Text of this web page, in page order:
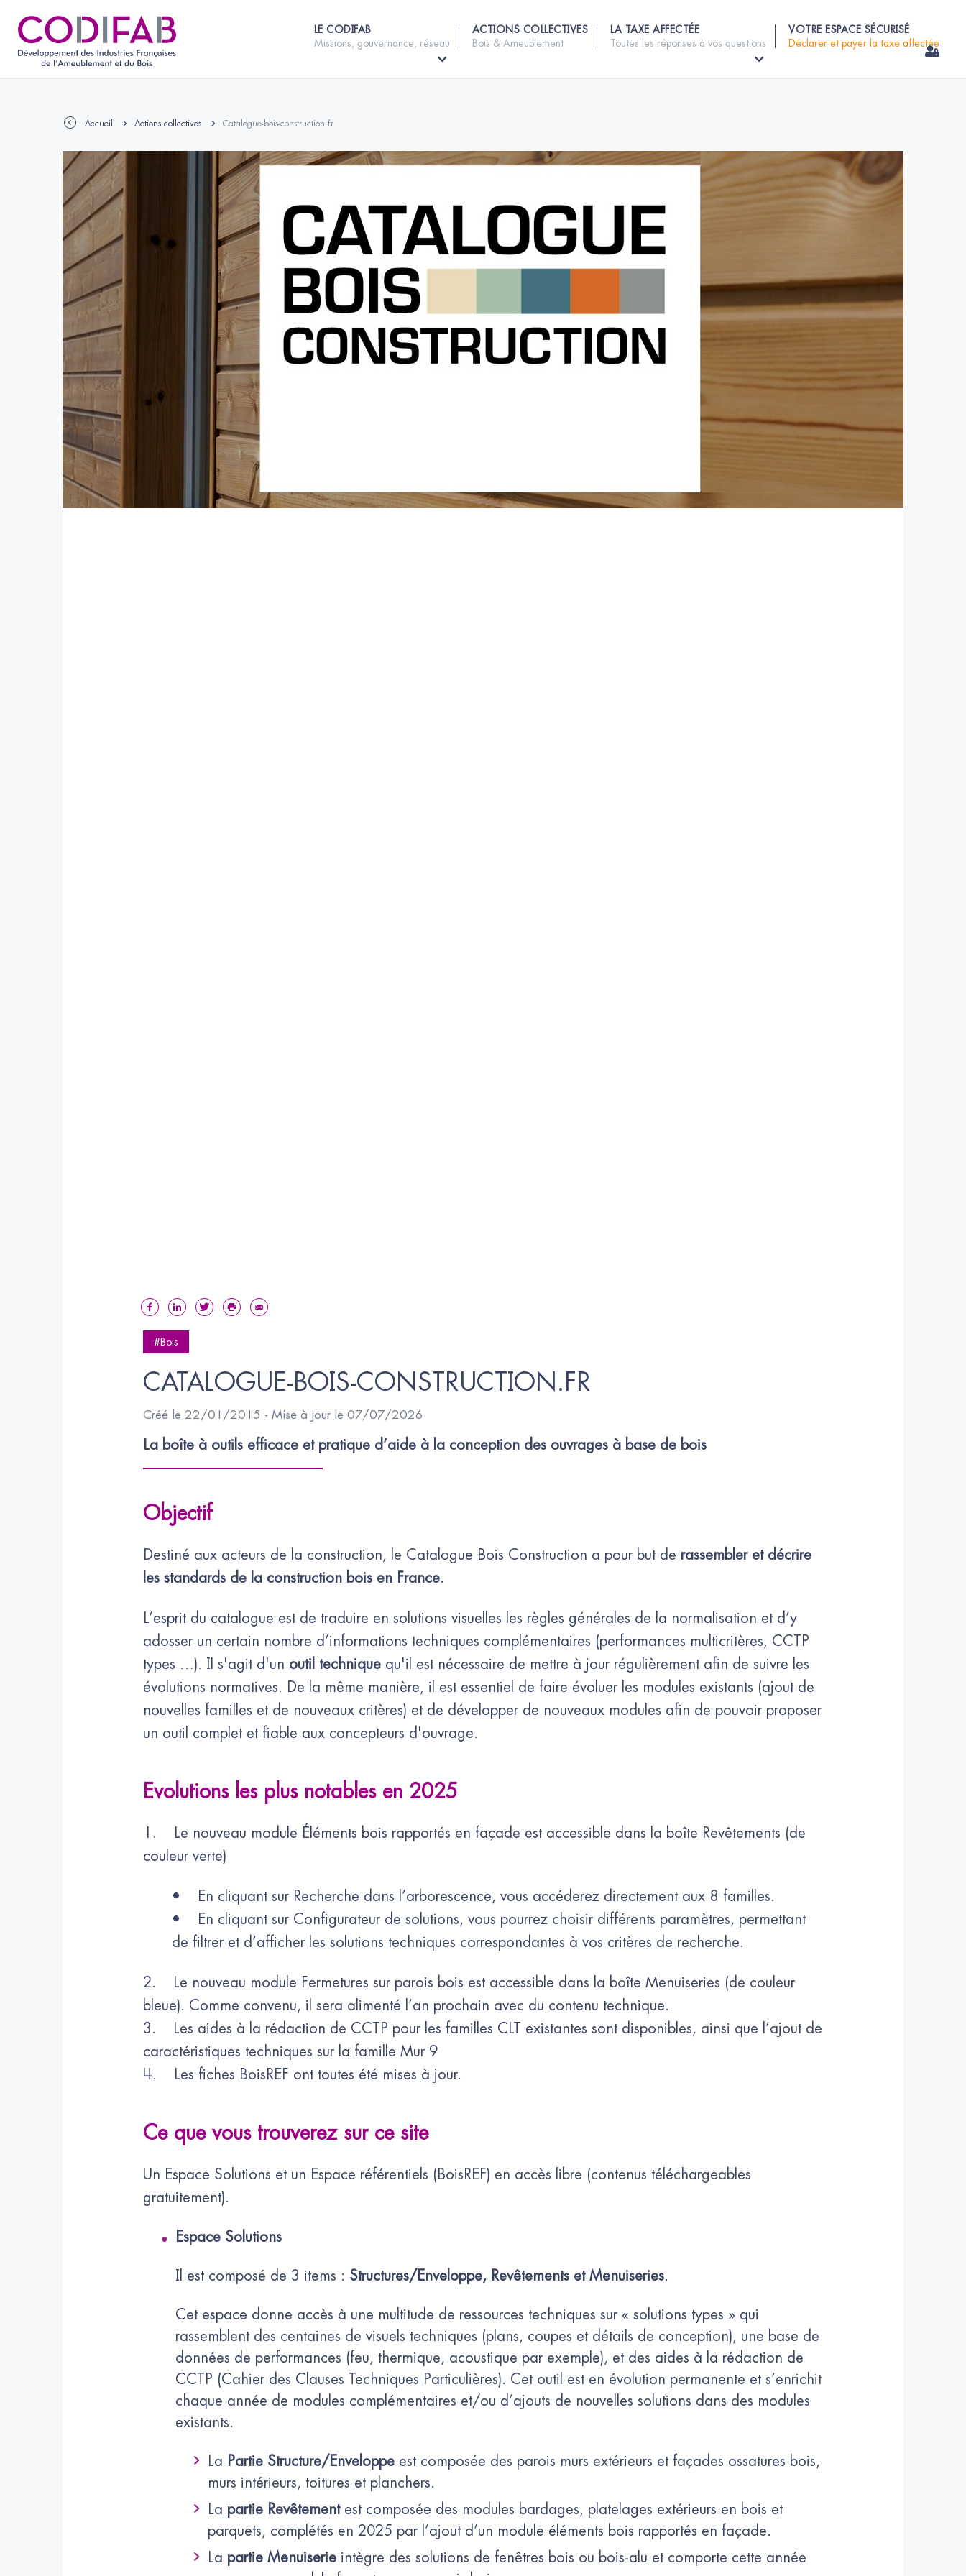
LE CODIFAB
Missions, gouvernance, réseau
ACTIONS COLLECTIVES
Bois & Ameublement
LA TAXE AFFECTÉE
Toutes les réponses à vos questions
VOTRE ESPACE SÉCURISÉ
Déclarer et payer la taxe affectée
Accueil Actions collectives Catalogue-bois-construction.fr
#Bois
CATALOGUE-BOIS-CONSTRUCTION.FR
Créé le 22/01/2015 - Mise à jour le 07/07/2026
La boîte à outils efficace et pratique d’aide à la conception des ouvrages à base de bois
Objectif
Destiné aux acteurs de la construction, le Catalogue Bois Construction a pour but de rassembler et décrire
les standards de la construction bois en France.
L’esprit du catalogue est de traduire en solutions visuelles les règles générales de la normalisation et d’y
adosser un certain nombre d’informations techniques complémentaires (performances multicritères, CCTP
types …). Il s'agit d'un outil technique qu'il est nécessaire de mettre à jour régulièrement afin de suivre les
évolutions normatives. De la même manière, il est essentiel de faire évoluer les modules existants (ajout de
nouvelles familles et de nouveaux critères) et de développer de nouveaux modules afin de pouvoir proposer
un outil complet et fiable aux concepteurs d'ouvrage.
Evolutions les plus notables en 2025
1. Le nouveau module Éléments bois rapportés en façade est accessible dans la boîte Revêtements (de
couleur verte)
• En cliquant sur Recherche dans l’arborescence, vous accéderez directement aux 8 familles.
• En cliquant sur Configurateur de solutions, vous pourrez choisir différents paramètres, permettant
de filtrer et d’afficher les solutions techniques correspondantes à vos critères de recherche.
2. Le nouveau module Fermetures sur parois bois est accessible dans la boîte Menuiseries (de couleur
bleue). Comme convenu, il sera alimenté l’an prochain avec du contenu technique.
3. Les aides à la rédaction de CCTP pour les familles CLT existantes sont disponibles, ainsi que l’ajout de
caractéristiques techniques sur la famille Mur 9
4. Les fiches BoisREF ont toutes été mises à jour.
Ce que vous trouverez sur ce site
Un Espace Solutions et un Espace référentiels (BoisREF) en accès libre (contenus téléchargeables
gratuitement).
Espace Solutions
Il est composé de 3 items : Structures/Enveloppe, Revêtements et Menuiseries.
Cet espace donne accès à une multitude de ressources techniques sur « solutions types » qui
rassemblent des centaines de visuels techniques (plans, coupes et détails de conception), une base de
données de performances (feu, thermique, acoustique par exemple), et des aides à la rédaction de
CCTP (Cahier des Clauses Techniques Particulières). Cet outil est en évolution permanente et s’enrichit
chaque année de modules complémentaires et/ou d’ajouts de nouvelles solutions dans des modules
existants.
La Partie Structure/Enveloppe est composée des parois murs extérieurs et façades ossatures bois,
murs intérieurs, toitures et planchers.
La partie Revêtementest composée des modules bardages, platelages extérieurs en bois et
parquets, complétés en 2025 par l’ajout d’un module éléments bois rapportés en façade.
La partie Menuiserie intègre des solutions de fenêtres bois ou bois-alu et comporte cette année